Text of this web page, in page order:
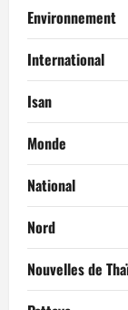
Environnement
International
Isan
Monde
National
Nord
Nouvelles de